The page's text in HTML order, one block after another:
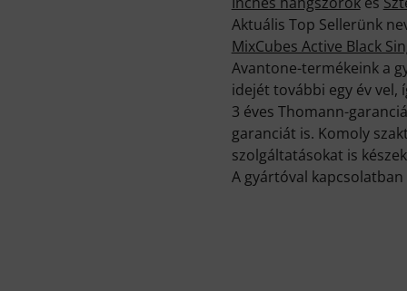
Aktuális Top Sellerünk
MixCubes Active Black
Avantone-termékeink a
idejét további egy év
3 éves Thomann-
garanciát is. Komoly
szolgáltatásokat is
A gyártóval